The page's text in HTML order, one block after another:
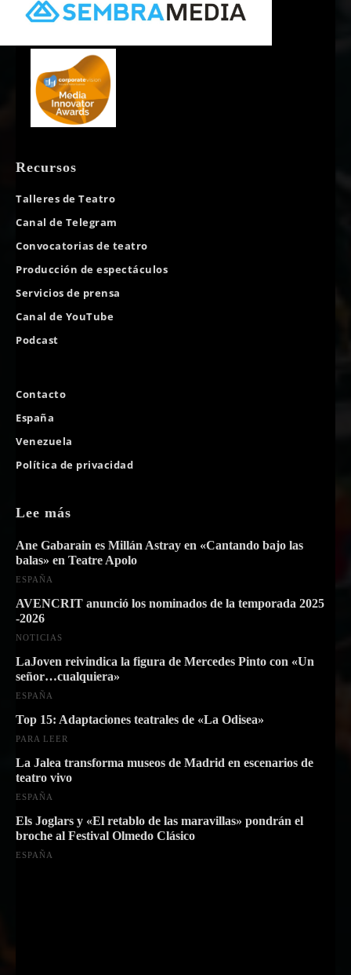
Recursos
Talleres de Teatro
Canal de Telegram
Convocatorias de teatro
Producción de espectáculos
Servicios de prensa
Canal de YouTube
Podcast
Contacto
España
Venezuela
Política de privacidad
Lee más
Ane Gabarain es Millán Astray en «Cantando bajo las
balas» en Teatre Apolo
ESPAÑA
AVENCRIT anunció los nominados de la temporada 2025
-2026
NOTICIAS
LaJoven reivindica la figura de Mercedes Pinto con «Un
señor…cualquiera»
ESPAÑA
Top 15: Adaptaciones teatrales de «La Odisea»
PARA LEER
La Jalea transforma museos de Madrid en escenarios de
teatro vivo
ESPAÑA
Els Joglars y «El retablo de las maravillas» pondrán el
broche al Festival Olmedo Clásico
ESPAÑA